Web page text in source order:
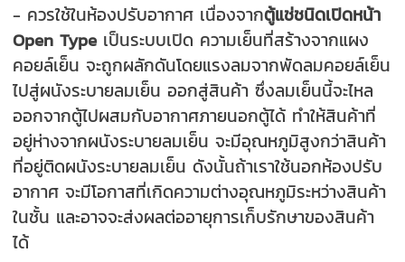
- ควรใช้ในห้องปรับอากาศ เนื่องจากตู้แช่ชนิดเปิดหน้า
Open Type เป็นระบบเปิด ความเย็นที่สร้างจากแผง
คอยล์เย็น จะถูกผลักดันโดยแรงลมจากพัดลมคอยล์เย็น
ไปสู่ผนังระบายลมเย็น ออกสู่สินค้า ซึ่งลมเย็นนี้จะไหล
ออกจากตู้ไปผสมกับอากาศภายนอกตู้ได้ ทำให้สินค้าที่
อยู่ห่างจากผนังระบายลมเย็น จะมีอุณหภูมิสูงกว่าสินค้า
ที่อยู่ติดผนังระบายลมเย็น ดังนั้นถ้าเราใช้นอกห้องปรับ
อากาศ จะมีโอกาสที่เกิดความต่างอุณหภูมิระหว่างสินค้า
ในชั้น และอาจจะส่งผลต่ออายุการเก็บรักษาของสินค้า
ได้